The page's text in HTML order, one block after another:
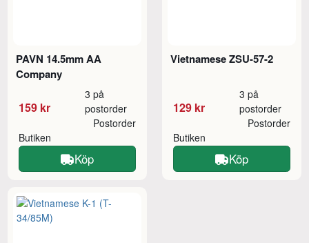
PAVN 14.5mm AA
Company
159 kr
3 på
postorder
Butiken
Postorder
Köp
Vietnamese ZSU-57-2
129 kr
3 på
postorder
Butiken
Postorder
Köp